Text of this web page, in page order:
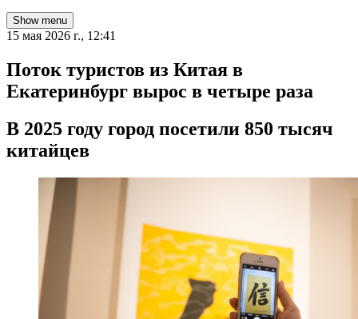
Show menu
15 мая 2026 г., 12:41
Поток туристов из Китая в
Екатеринбург вырос в четыре раза
В 2025 году город посетили 850 тысяч
китайцев